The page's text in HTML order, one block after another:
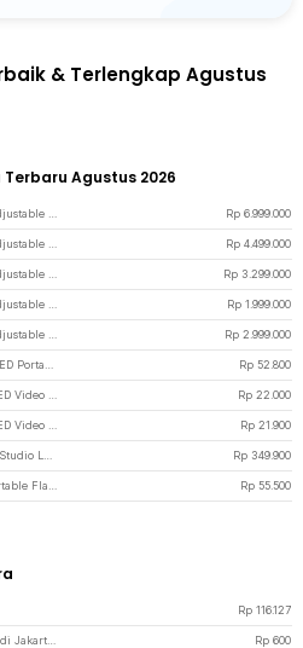
& Terlengkap Agustus
Agustus 2026
Rp 6.999.000
Rp 4.499.000
Rp 3.299.000
Rp 1.999.000
Rp 2.999.000
Rp 52.800
Rp 22.000
Rp 21.900
Rp 349.900
Rp 55.500
Rp 116.127
Rp 600